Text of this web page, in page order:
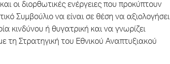
οι διορθωτικές ενέργειες που προκύπτουν
Συμβούλιο να είναι σε θέση να αξιολογήσει
κινδύνου ή θυγατρική και να γνωρίζει
τη Στρατηγική του Εθνικού Αναπτυξιακού